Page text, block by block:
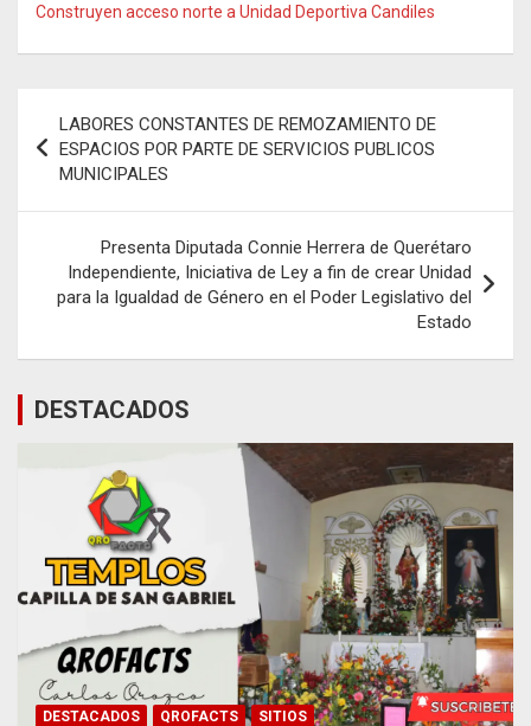
Construyen acceso norte a Unidad Deportiva Candiles
de
entradas
LABORES CONSTANTES DE REMOZAMIENTO DE
ESPACIOS POR PARTE DE SERVICIOS PUBLICOS
MUNICIPALES
Presenta Diputada Connie Herrera de Querétaro
Independiente, Iniciativa de Ley a fin de crear Unidad
para la Igualdad de Género en el Poder Legislativo del
Estado
DESTACADOS
DESTACADOS QROFACTS SITIOS